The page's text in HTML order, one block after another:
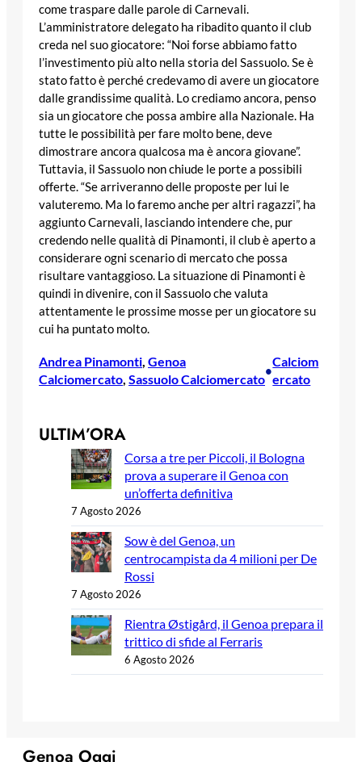
come traspare dalle parole di Carnevali.
L’amministratore delegato ha ribadito quanto il club
creda nel suo giocatore: “Noi forse abbiamo fatto
l’investimento più alto nella storia del Sassuolo. Se è
stato fatto è perché credevamo di avere un giocatore
dalle grandissime qualità. Lo crediamo ancora, penso
sia un giocatore che possa ambire alla Nazionale. Ha
tutte le possibilità per fare molto bene, deve
dimostrare ancora qualcosa ma è ancora giovane”.
Tuttavia, il Sassuolo non chiude le porte a possibili
offerte. “Se arriveranno delle proposte per lui le
valuteremo. Ma lo faremo anche per altri ragazzi”, ha
aggiunto Carnevali, lasciando intendere che, pur
credendo nelle qualità di Pinamonti, il club è aperto a
considerare ogni scenario di mercato che possa
risultare vantaggioso. La situazione di Pinamonti è
quindi in divenire, con il Sassuolo che valuta
attentamente le prossime mosse per un giocatore su
cui ha puntato molto.
Andrea Pinamonti, Genoa
Calciomercato, Sassuolo Calciomercato
•
Calciom
ercato
ULTIM’ORA
Corsa a tre per Piccoli, il Bologna
prova a superare il Genoa con
un’offerta definitiva
7 Agosto 2026
Sow è del Genoa, un
centrocampista da 4 milioni per De
Rossi
7 Agosto 2026
Rientra Østigård, il Genoa prepara il
trittico di sfide al Ferraris
6 Agosto 2026
Genoa Oggi